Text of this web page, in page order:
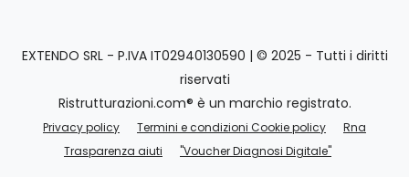
EXTENDO SRL - P.IVA IT02940130590 | © 2025 - Tutti i diritti
riservati
Ristrutturazioni.com® è un marchio registrato.
Privacy policy Termini e condizioni Cookie policy
Rna
Trasparenza aiuti
"Voucher Diagnosi Digitale"